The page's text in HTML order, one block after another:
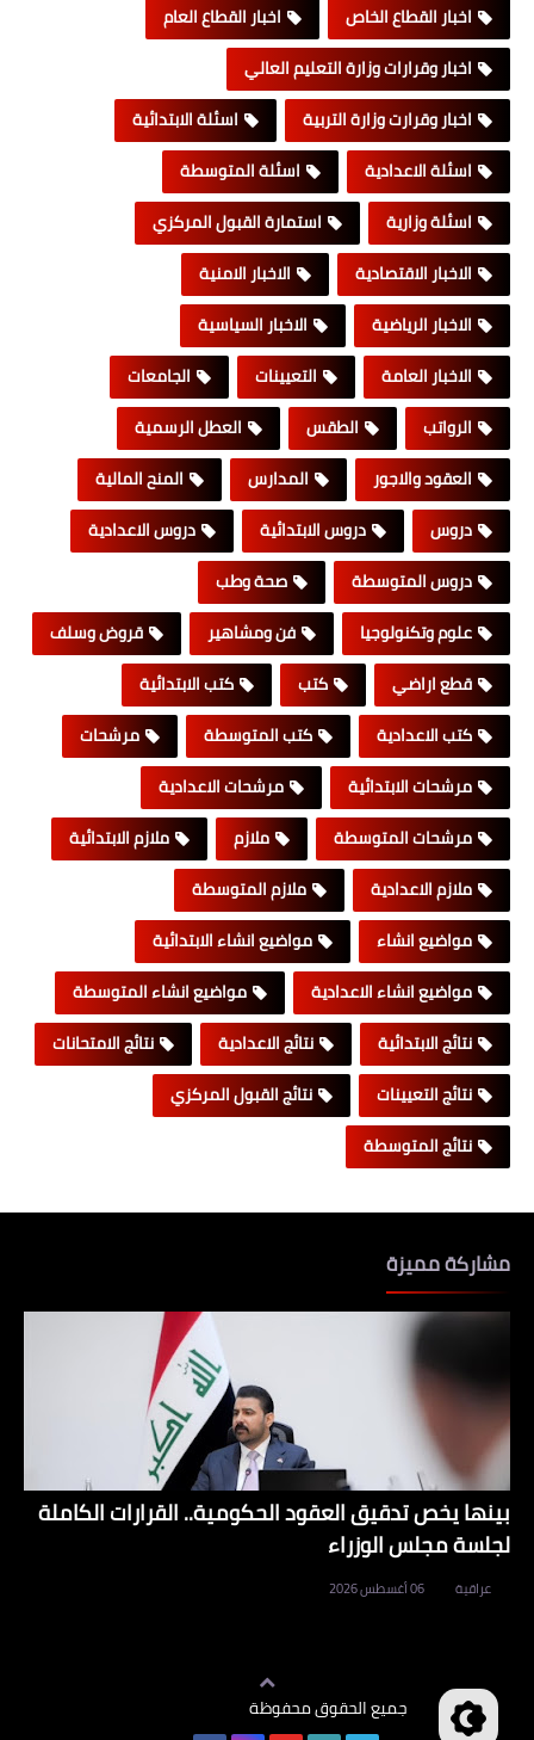
اخبار القطاع الخاص
اخبار القطاع العام
اخبار وقرارات وزارة التعليم العالي
اخبار وقرارت وزارة التربية
اسئلة الابتدائية
اسئلة الاعدادية
اسئلة المتوسطة
اسئلة وزارية
استمارة القبول المركزي
الاخبار الاقتصادية
الاخبار الامنية
الاخبار الرياضية
الاخبار السياسية
الاخبار العامة
التعيينات
الجامعات
الرواتب
الطقس
العطل الرسمية
العقود والاجور
المدارس
المنح المالية
دروس
دروس الابتدائية
دروس الاعدادية
دروس المتوسطة
صحة وطب
علوم وتكنولوجيا
فن ومشاهير
قروض وسلف
قطع اراضي
كتب
كتب الابتدائية
كتب الاعدادية
كتب المتوسطة
مرشحات
مرشحات الابتدائية
مرشحات الاعدادية
مرشحات المتوسطة
ملازم
ملازم الابتدائية
ملازم الاعدادية
ملازم المتوسطة
مواضيع انشاء
مواضيع انشاء الابتدائية
مواضيع انشاء الاعدادية
مواضيع انشاء المتوسطة
نتائج الابتدائية
نتائج الاعدادية
نتائج الامتحانات
نتائج التعيينات
نتائج القبول المركزي
نتائج المتوسطة
مشاركة مميزة
بينها يخص تدقيق العقود الحكومية.. القرارات الكاملة
لجلسة مجلس الوزراء
عراقية 06 أغسطس 2026
جميع الحقوق محفوظة